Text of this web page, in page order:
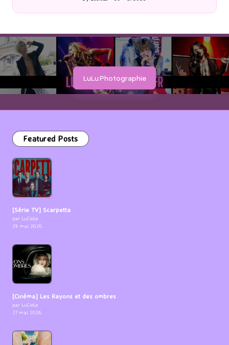
Posted
by
LuLu Photographie
Featured Posts
[Série TV] Scarpetta
par LuCioLe
29 mai 2026
[Cinéma] Les Rayons et des ombres
par LuCioLe
27 mai 2026